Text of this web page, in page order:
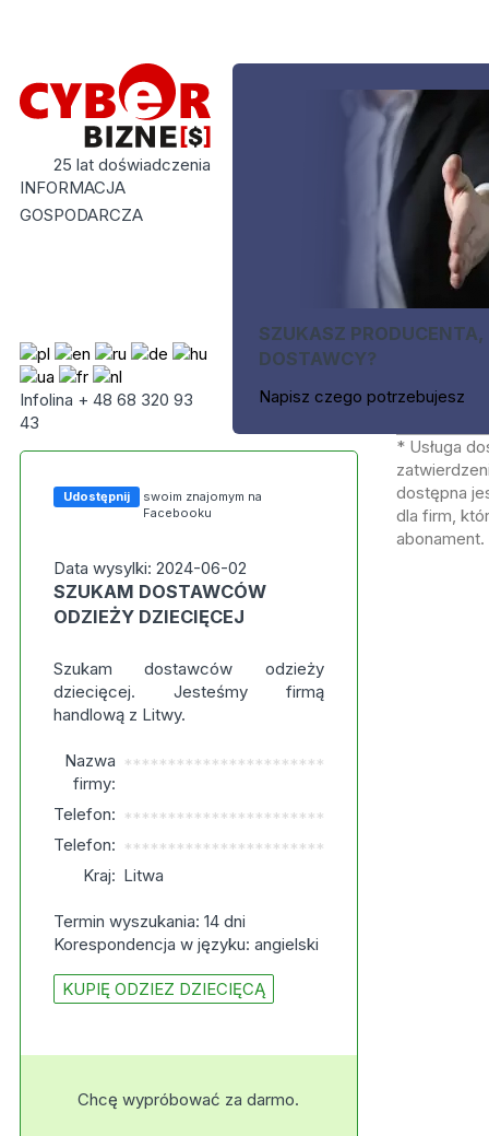
25 lat doświadczenia
INFORMACJA
GOSPODARCZA
Infolina + 48 68 320 93
43
SZUKASZ PRODUCENTA,
DOSTAWCY?
Napisz czego potrzebujesz
Udostępnij
swoim znajomym na
Facebooku
Data wysylki: 2024-06-02
SZUKAM DOSTAWCÓW
ODZIEŻY DZIECIĘCEJ
Szukam dostawców odzieży
dziecięcej. Jesteśmy firmą
handlową z Litwy.
Nazwa
firmy:
***********************
Telefon: ***********************
Telefon: ***********************
Kraj: Litwa
Termin wyszukania: 14 dni
Korespondencja w języku: angielski
KUPIĘ ODZIEZ DZIECIĘCĄ
Chcę wypróbować za darmo.
* Usługa
dostępna
dla firm,
abonament.